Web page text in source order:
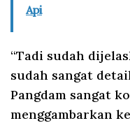
Api
“Tadi sudah
sudah sangat
Pangdam sangat
menggambarkan